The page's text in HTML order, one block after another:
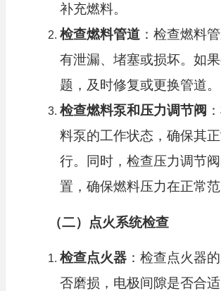
补充燃料。
检查燃料管道：检查燃料
有泄漏、堵塞或损坏。如
题，及时修复或更换管道。
检查燃料泵和压力调节阀
料泵的工作状态，确保其
行。同时，检查压力调节
置，确保燃料压力在正常范
（二）点火系统检查
检查点火器：检查点火器
否磨损，电极间隙是否合